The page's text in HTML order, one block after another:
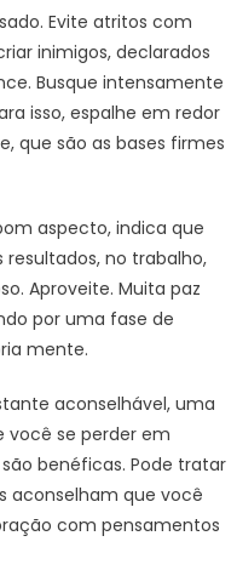
Evite atritos com
inimigos, declarados
Busque intensamente
isso, espalhe em redor
que são as bases firmes
aspecto, indica que
no trabalho,
Aproveite. Muita paz
por uma fase de
mente.
aconselhável, uma
você se perder em
benéficas. Pode tratar
aconselham que você
com pensamentos